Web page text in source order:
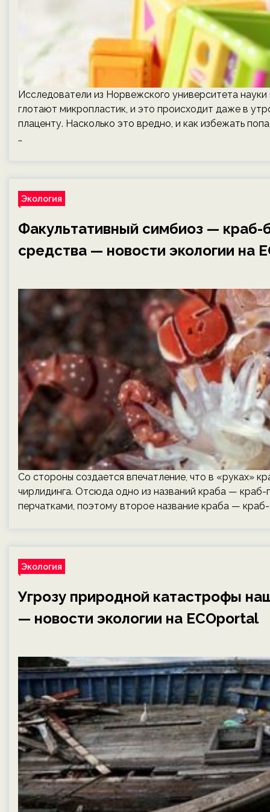
Исследователи из Норвежского университета
глотают микропластик, и это происходит даже в
плаценту. Насколько это вредно, и как избежать
…
Экология
Факультативный симбиоз —
средства — новости экологии на
Со стороны создается впечатление, что в «руках»
чирлидинга. Отсюда одно из названий краба —
перчатками, поэтому второе название краба —
Экология
Угрозу природной катастрофы
— новости экологии на ECOportal